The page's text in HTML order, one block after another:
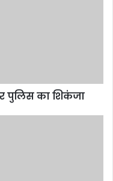
पुलिस का शिकंजा